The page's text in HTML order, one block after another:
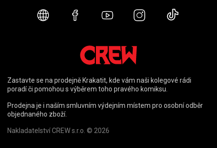
Webové stránky
FacebookYouTubeInstagram
Zastavte se na prodejně Krakatit, kde vám naši kolegové rádi
poradí či pomohou s výběrem toho pravého komiksu.
Prodejna je i naším smluvním výdejním místem pro osobní odběr
objednaného zboží.
Nakladatelství CREW s.r.o. © 2026